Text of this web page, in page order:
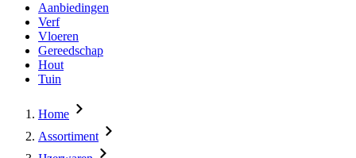
Aanbiedingen
Verf
Vloeren
Gereedschap
Hout
Tuin
Home
Assortiment